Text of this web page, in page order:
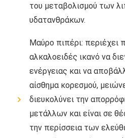
του μεταβολισμού των
υδατανθράκων.
Μαύρο πιπέρι: περιέχει
αλκαλοειδές ικανό να
ενέργειας και να
αίσθημα κορεσμού,
διευκολύνει την
μετάλλων και είναι σε
την περίσσεια των